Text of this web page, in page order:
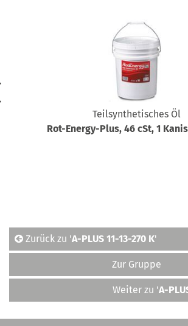
Teilsynthetisches Öl
Rot-Energy-Plus, 46 cSt, 1
Zurück zu 'A-PLUS 11-13-270 K'
Zur Gruppe
Weiter zu 'A-